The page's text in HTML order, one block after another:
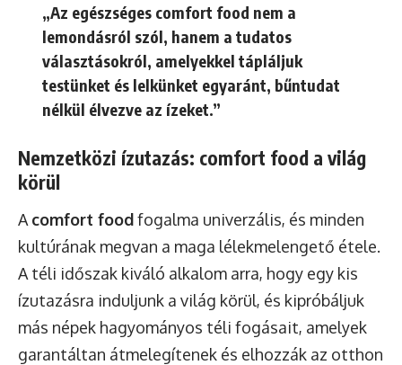
„Az egészséges comfort food nem a
lemondásról szól, hanem a tudatos
választásokról, amelyekkel tápláljuk
testünket és lelkünket egyaránt, bűntudat
nélkül élvezve az ízeket.”
Nemzetközi ízutazás: comfort food a világ
körül
A comfort foodfogalma univerzális, és minden
kultúrának megvan a maga lélekmelengető étele.
A téli időszak kiváló alkalom arra, hogy egy kis
ízutazásra induljunk a világ körül, és kipróbáljuk
más népek hagyományos téli fogásait, amelyek
garantáltan átmelegítenek és elhozzák az otthon